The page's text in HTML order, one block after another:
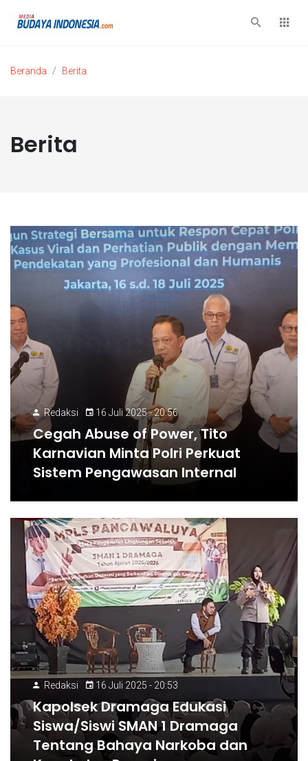
Beranda Berita
Berita
Redaksi 16 Juli 2025 - 20:56
Cegah Abuse of Power, Tito
Karnavian Minta Polri Perkuat
Sistem Pengawasan Internal
Redaksi 16 Juli 2025 - 20:53
Kapolsek Dramaga Edukasi
Siswa/Siswi SMAN 1 Dramaga
Tentang Bahaya Narkoba dan